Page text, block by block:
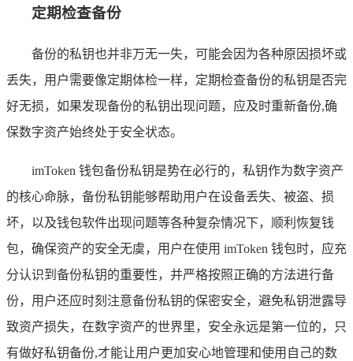
定期检查备份
备份的私钥也并非万无一失，可能会因为各种原因损坏或
丢失，用户需要像定期体检一样，定期检查备份的私钥是否完
好无损，如果发现备份的私钥出现问题，应及时重新备份,确
保数字资产始终处于安全状态。
imToken 钱包备份私钥是势在必行的，私钥作为数字资产
的核心命脉，备份私钥能够帮助用户在设备丢失、被盗、损
坏，以及钱包软件出现问题等各种复杂情况下，顺利恢复钱
包，确保资产的安全无虞，用户在使用 imToken 钱包时，应充
分认识到备份私钥的重要性，并严格按照正确的方法进行备
份，用户还应时刻注意备份私钥的保密安全，避免私钥泄露导
致资产损失，在数字资产的世界里，安全永远是第一位的，只
有做好私钥备份,才能让用户更加安心地管理和使用自己的数